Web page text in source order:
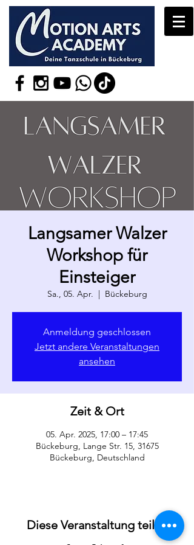
Langsamer Walzer
Workshop für
Einsteiger
Sa., 05. Apr.
  |
Bückeburg
Anmeldung geschlossen
Jetzt andere Veranstaltungen
ansehen
Zeit & Ort
05. Apr. 2025, 17:00 – 17:45
Bückeburg, Lange Str. 15, 31675
Bückeburg, Deutschland
Diese Veranstaltung teilen